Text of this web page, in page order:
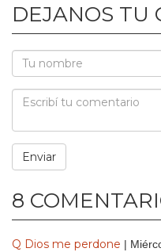
DEJANOS TU
8
Q Dios me perdone |